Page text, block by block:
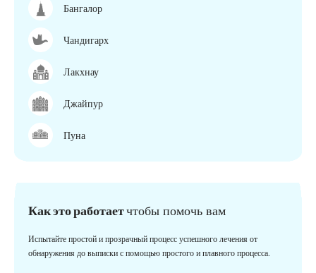
Бангалор
Чандигарх
Лакхнау
Джайпур
Пуна
Как это работаетчтобы помочь вам
Испытайте простой и прозрачный процесс успешного лечения от
обнаружения до выписки с помощью простого и плавного процесса.